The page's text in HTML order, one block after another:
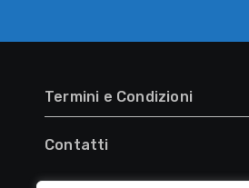
Termini e Condizioni
Contatti